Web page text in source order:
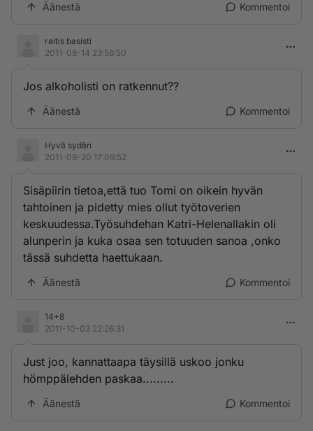
Äänestä Kommentoi
raitis basisti
2011-08-14 23:58:50
Jos alkoholisti on ratkennut??
Äänestä Kommentoi
Hyvä sydän
2011-09-20 17:09:52
Sisäpiirin tietoa,että tuo Tomi on oikein hyvän
tahtoinen ja pidetty mies ollut työtoverien
keskuudessa.Työsuhdehan Katri-Helenallakin oli
alunperin ja kuka osaa sen totuuden sanoa ,onko
tässä suhdetta haettukaan.
Äänestä Kommentoi
14+8
2011-10-03 22:26:31
Just joo, kannattaapa täysillä uskoo jonku
hömppälehden paskaa.........
Äänestä Kommentoi